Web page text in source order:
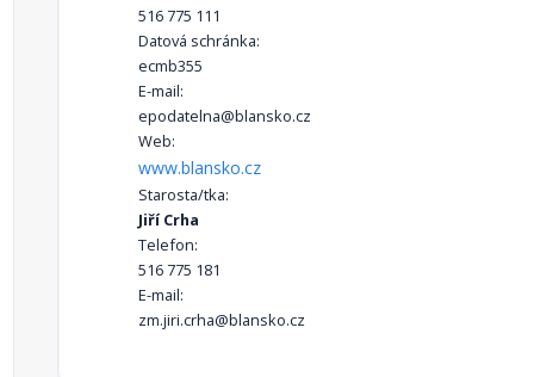
516 775 111
Datová schránka:
ecmb355
E-mail:
epodatelna@blansko.cz
Web:
www.blansko.cz
Starosta/tka:
Jiří Crha
Telefon:
516 775 181
E-mail:
zm.jiri.crha@blansko.cz